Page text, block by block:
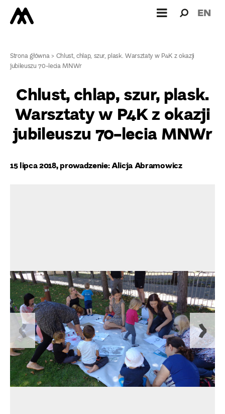
dla: EN
Strona główna>Chlust, chlap, szur, plask. Warsztaty w P4K z okazji
jubileuszu 70-lecia MNWr
Chlust, chlap, szur, plask.
Warsztaty w P4K z okazji
jubileuszu 70-lecia MNWr
15 lipca 2018, prowadzenie: Alicja Abramowicz